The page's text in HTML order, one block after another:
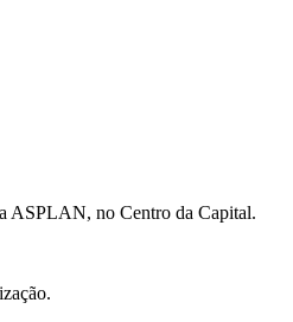
ASPLAN, no Centro da Capital.